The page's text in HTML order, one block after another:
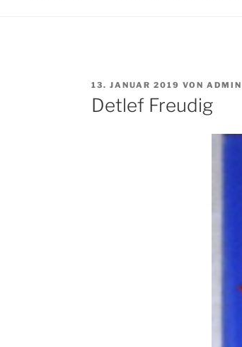
VERÖFFENTLICHT
AM
13. JANUAR 2019 VON ADMIN
Detlef Freudig